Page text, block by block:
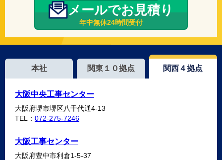
メールでお見積り
年中無休24時間受付
本社 関東１０拠点 関西４拠点
大阪中央工事センター
大阪府堺市堺区八千代通4-13
TEL： 072-275-7246
大阪工事センター
大阪府豊中市利倉1-5-37